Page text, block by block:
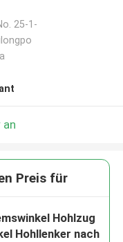
25-1-
an
Preis für
Hohlzug
Hohllenker nach